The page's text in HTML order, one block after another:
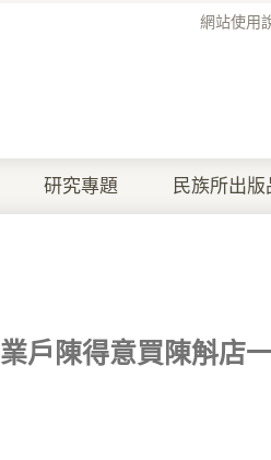
網站使用
研究專題 民族所出版
業戶陳得意買陳斛店